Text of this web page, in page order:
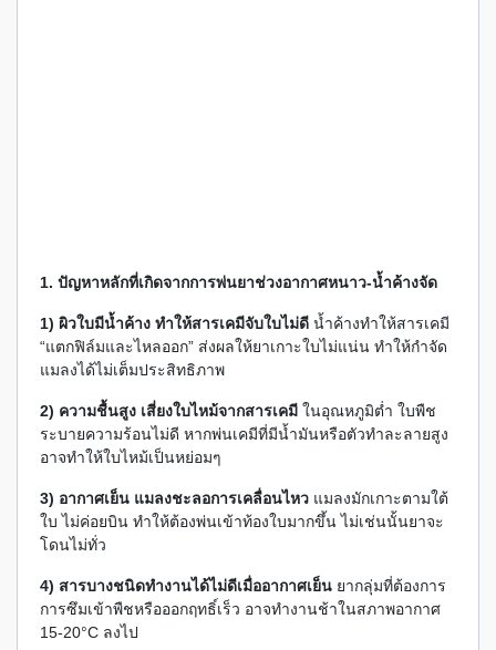
1. ปัญหาหลักที่เกิดจากการพ่นยาช่วงอากาศหนาว-น้ำค้างจัด
1) ผิวใบมีน้ำค้าง ทำให้สารเคมีจับใบไม่ดี น้ำค้างทำให้สารเคมี
“แตกฟิล์มและไหลออก” ส่งผลให้ยาเกาะใบไม่แน่น ทำให้กำจัด
แมลงได้ไม่เต็มประสิทธิภาพ
2) ความชื้นสูง เสี่ยงใบไหม้จากสารเคมี ในอุณหภูมิต่ำ ใบพืช
ระบายความร้อนไม่ดี หากพ่นเคมีที่มีน้ำมันหรือตัวทำละลายสูง
อาจทำให้ใบไหม้เป็นหย่อมๆ
3) อากาศเย็น แมลงชะลอการเคลื่อนไหว แมลงมักเกาะตามใต้
ใบ ไม่ค่อยบิน ทำให้ต้องพ่นเข้าท้องใบมากขึ้น ไม่เช่นนั้นยาจะ
โดนไม่ทั่ว
4) สารบางชนิดทำงานได้ไม่ดีเมื่ออากาศเย็น ยากลุ่มที่ต้องการ
การซึมเข้าพืชหรือออกฤทธิ์เร็ว อาจทำงานช้าในสภาพอากาศ
15-20°C ลงไป